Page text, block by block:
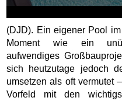
(DJD). Ein eigener Pool
Moment wie ein
aufwendiges
sich heutzutage jedoch
umsetzen als oft vermutet
Vorfeld mit den